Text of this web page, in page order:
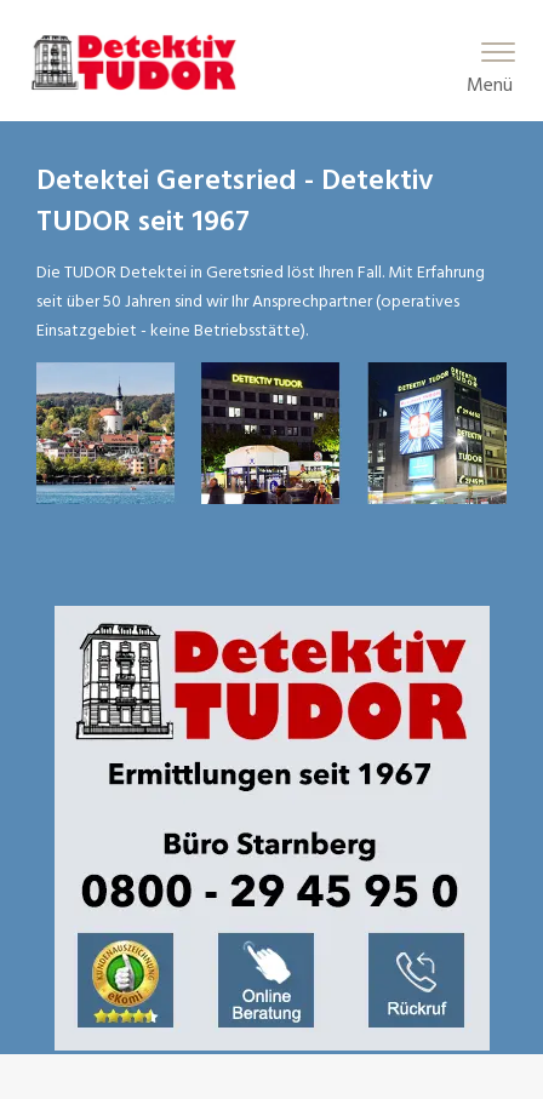
Main Menu
Menü
Detektei Geretsried - Detektiv
TUDOR seit 1967
Die TUDOR Detektei in Geretsried löst Ihren Fall. Mit Erfahrung
seit über 50 Jahren sind wir Ihr Ansprechpartner (operatives
Einsatzgebiet - keine Betriebsstätte).